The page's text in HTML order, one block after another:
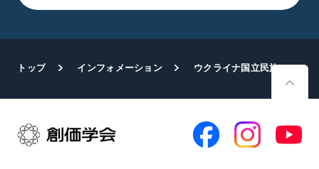
トップ インフォメーション ウクライナ国立民族舞踊団が東京公演 35カ国・地域の大使らが鑑賞